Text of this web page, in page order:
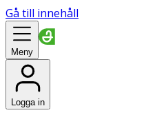
Gå till innehåll
Meny
Logga in